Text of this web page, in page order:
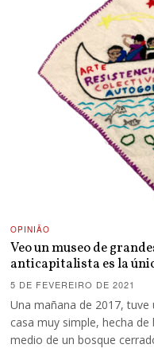
OPINIÃO
Veo un museo de
anticapitalista es la
5 DE FEVEREIRO DE 2021
Una mañana de 2017,
casa muy simple, hecha
medio de un bosque